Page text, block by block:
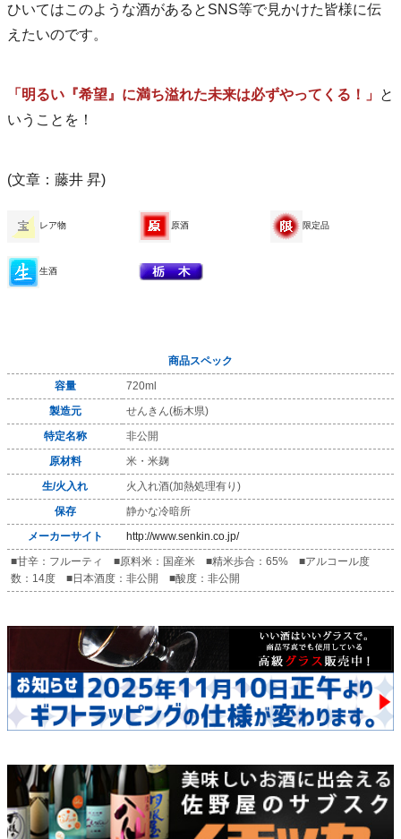
ひいてはこのような酒があるとSNS等で見かけた皆様に伝
えたいのです。
「明るい『希望』に満ち溢れた未来は必ずやってくる！」 と
いうことを！
(文章：藤井 昇)
レア物 原酒 限定品
生酒
商品スペック
容量
720ml
製造元
せんきん(栃木県)
特定名称
非公開
原材料
米・米麹
生/火入れ
火入れ酒(加熱処理有り)
保存
静かな冷暗所
メーカーサイト
http://www.senkin.co.jp/
■甘辛：フルーティ ■原料米：国産米 ■精米歩合：65% ■アルコール度
数：14度 ■日本酒度：非公開 ■酸度：非公開